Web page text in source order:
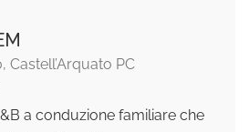
Castell’Arquato PC
a conduzione familiare che